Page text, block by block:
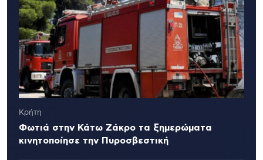
Κρήτη
Φωτιά στην Κάτω Ζάκρο τα ξημερώματα
κινητοποίησε την Πυροσβεστική